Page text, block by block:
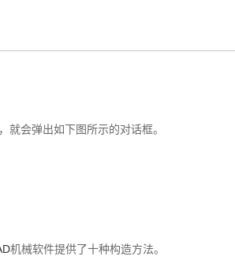
会弹出如下图所示的对话框。
机械软件提供了十种构造方法。